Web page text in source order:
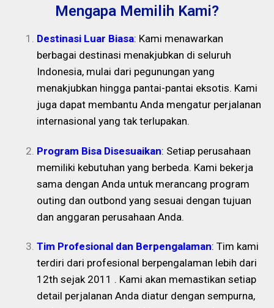
Mengapa Memilih Kami?
Destinasi Luar Biasa: Kami menawarkan
berbagai destinasi menakjubkan di seluruh
Indonesia, mulai dari pegunungan yang
menakjubkan hingga pantai-pantai eksotis. Kami
juga dapat membantu Anda mengatur perjalanan
internasional yang tak terlupakan.
Program Bisa Disesuaikan: Setiap perusahaan
memiliki kebutuhan yang berbeda. Kami bekerja
sama dengan Anda untuk merancang program
outing dan outbond yang sesuai dengan tujuan
dan anggaran perusahaan Anda.
Tim Profesional dan Berpengalaman: Tim kami
terdiri dari profesional berpengalaman lebih dari
12th sejak 2011 . Kami akan memastikan setiap
detail perjalanan Anda diatur dengan sempurna,